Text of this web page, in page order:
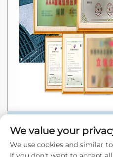
We value your
We use cookies and similar